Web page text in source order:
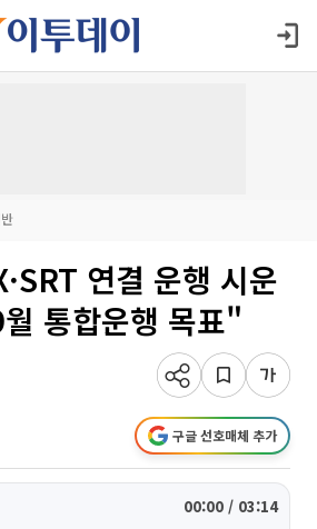
연결 운행 시운
통합운행 목표"
구글 선호매체 추가
00:00 / 03:14